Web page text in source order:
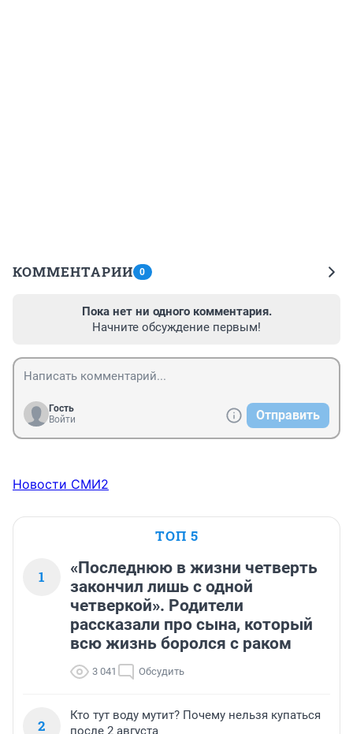
КОММЕНТАРИИ 0
Пока нет ни одного комментария.
Начните обсуждение первым!
Гость
Войти
Отправить
Новости СМИ2
ТОП 5
1
«Последнюю в жизни четверть
закончил лишь с одной
четверкой». Родители
рассказали про сына, который
всю жизнь боролся с раком
3 041 Обсудить
2
Кто тут воду мутит? Почему нельзя купаться
после 2 августа